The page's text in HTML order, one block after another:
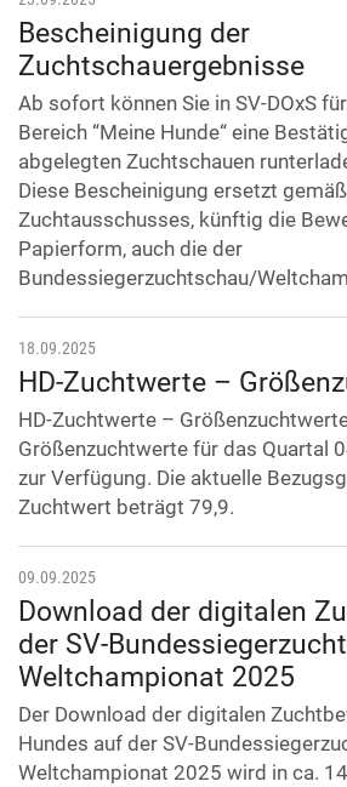
Bescheinigung der
Zuchtschauergebnisse
Ab sofort können Sie in SV-DOxS
Bereich “Meine Hunde“ eine
abgelegten Zuchtschauen
Diese Bescheinigung ersetzt
Zuchtausschusses, künftig die
Papierform, auch die der
Bundessiegerzuchtschau/
18.09.2025
HD-Zuchtwerte –
HD-Zuchtwerte –
Größenzuchtwerte für das Quartal
zur Verfügung. Die aktuelle
Zuchtwert beträgt 79,9.
09.09.2025
Download der digitalen
der SV-
Weltchampionat 2025
Der Download der digitalen
Hundes auf der SV-
Weltchampionat 2025 wird in ca.